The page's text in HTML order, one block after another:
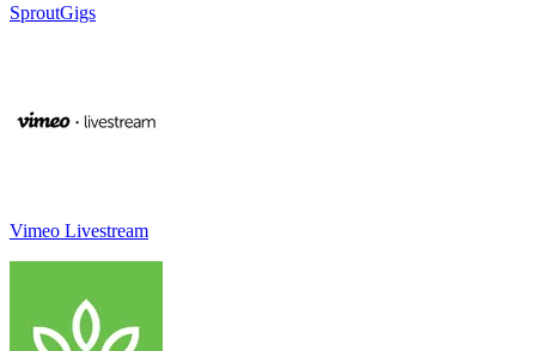
SproutGigs
Vimeo Livestream